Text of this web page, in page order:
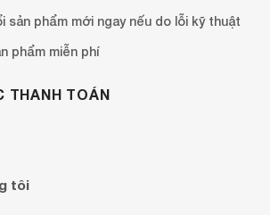
sản phẩm mới ngay nếu do lỗi kỹ thuật
phẩm miễn phí
THANH TOÁN
tôi